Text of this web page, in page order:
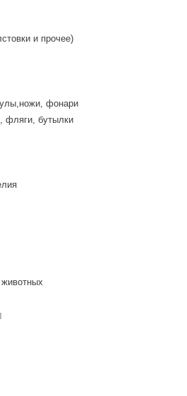
и прочее)
фонари
фляги, бутылки